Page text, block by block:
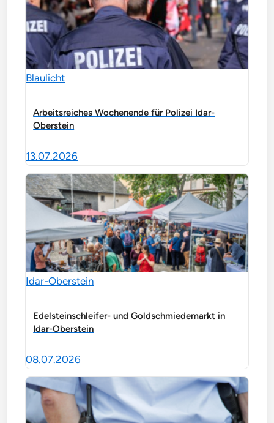
Blaulicht
Arbeitsreiches Wochenende für Polizei Idar-
Oberstein
13.07.2026
Idar-Oberstein
Edelsteinschleifer- und Goldschmiedemarkt in
Idar-Oberstein
08.07.2026